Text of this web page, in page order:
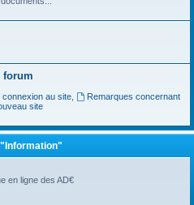
forum
connexion au site,
Remarques concernant
site
en ligne des AD€